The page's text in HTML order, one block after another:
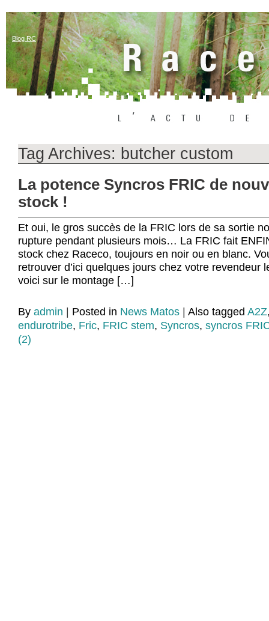
Blog RC
Tag Archives: butcher custom
La potence Syncros FRIC de
stock !
Et oui, le gros succès de la FRIC lors de sa sortie
rupture pendant plusieurs mois… La FRIC fait
stock chez Raceco, toujours en noir ou en blanc.
retrouver d’ici quelques jours chez votre revendeur
voici sur le montage […]
By admin Posted in News Matos Also tagged A2Z
endurotribe, Fric, FRIC stem, Syncros, syncros
(2)